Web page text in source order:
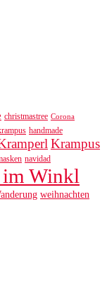
christmastree Corona
handmade
Krampus
navidad
Winkl
weihnachten